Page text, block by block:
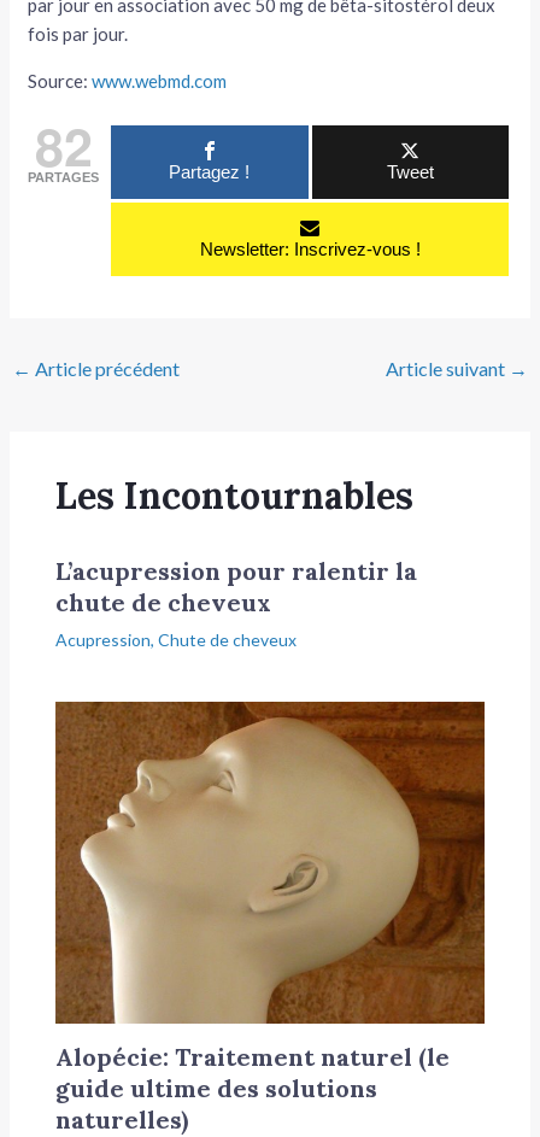
par jour en association avec 50 mg de bêta-sitostérol deux
fois par jour.
Source:www.webmd.com
82
PARTAGES Partagez ! Tweet
Newsletter: Inscrivez-vous !
← Article précédent Article suivant →
Les Incontournables
L’acupression pour ralentir la
chute de cheveux
Acupression, Chute de cheveux
Alopécie: Traitement naturel (le
guide ultime des solutions
naturelles)